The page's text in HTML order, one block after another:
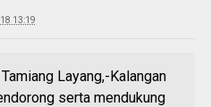
13:19
Layang,-Kalangan
serta mendukung